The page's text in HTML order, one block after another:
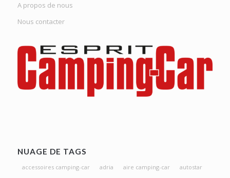
A propos de nous
Nous contacter
NUAGE DE TAGS
accessoires camping-car adria aire camping-car
autostar